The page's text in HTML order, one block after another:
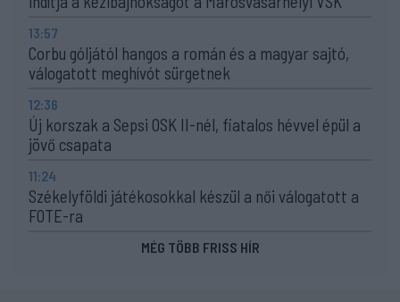
13:57
Corbu góljától hangos a román és a magyar sajtó,
válogatott meghívót sürgetnek
12:36
Új korszak a Sepsi OSK II-nél, fiatalos hévvel épül a
jövő csapata
11:24
Székelyföldi játékosokkal készül a női válogatott a
FOTE-ra
MÉG TÖBB FRISS HÍR